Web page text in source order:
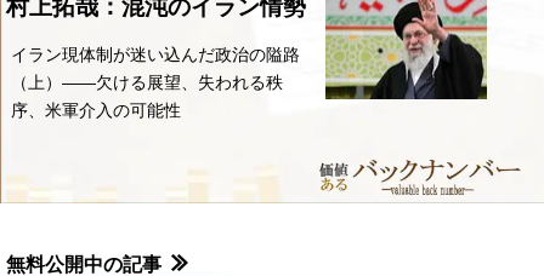
村上拓哉：混沌のイラン情勢
イラン現体制が迷い込んだ政治の隘路
（上）――欠ける展望、失われる秩
序、米軍介入の可能性
無料公開中の記事